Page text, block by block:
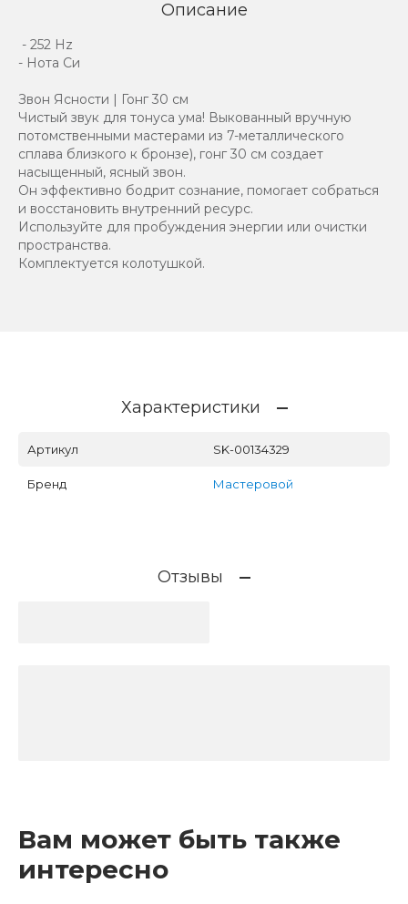
Описание
- 252 Hz
- Нота Си
Звон Ясности | Гонг 30 см
Чистый звук для тонуса ума! Выкованный вручную
потомственными мастерами из 7-металлического
сплава близкого к бронзе), гонг 30 см создает
насыщенный, ясный звон.
Он эффективно бодрит сознание, помогает собраться
и восстановить внутренний ресурс.
Используйте для пробуждения энергии или очистки
пространства.
Комплектуется колотушкой.
Характеристики
Артикул SK-00134329
Бренд Мастеровой
Отзывы
Вам может быть также
интересно